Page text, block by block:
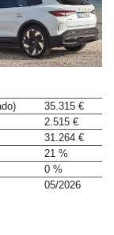
35.315 €
2.515 €
31.264 €
21 %
0 %
05/2026